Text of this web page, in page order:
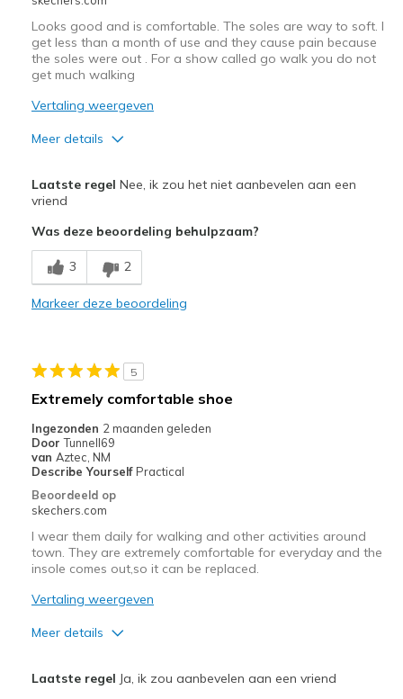
Looks good and is comfortable. The soles are way to soft. I
get less than a month of use and they cause pain because
the soles were out . For a show called go walk you do not
get much walking
Vertaling weergeven
Meer details
Attractive Design
Breathe Well
Comfortable
Minpunten
Wear Out Quickly
Beste toepassingen
Casual Wear
Width
Feels true to width
Sizing
View On Shoes
Laatste regel Nee, ik zou het niet aanbevelen aan een
vriend
Was deze beoordeling behulpzaam?
3 2
Markeer deze beoordeling
5
Extremely comfortable shoe
Ingezonden 2 maanden geleden
Door Tunnell69
van Aztec, NM
Describe Yourself Practical
Beoordeeld op
skechers.com
I wear them daily for walking and other activities around
town. They are extremely comfortable for everyday and the
insole comes out,so it can be replaced.
Vertaling weergeven
Meer details
Laatste regel Ja, ik zou aanbevelen aan een vriend